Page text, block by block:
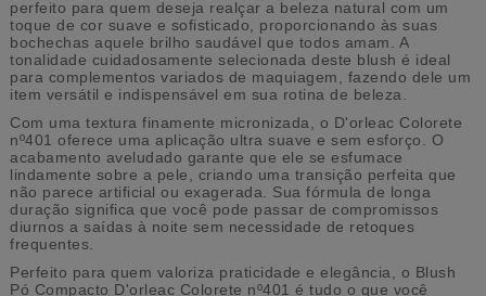
perfeito para quem deseja realçar a beleza natural com um
toque de cor suave e sofisticado, proporcionando às suas
bochechas aquele brilho saudável que todos amam. A
tonalidade cuidadosamente selecionada deste blush é ideal
para complementos variados de maquiagem, fazendo dele um
item versátil e indispensável em sua rotina de beleza.
Com uma textura finamente micronizada, o D'orleac Colorete
nº401 oferece uma aplicação ultra suave e sem esforço. O
acabamento aveludado garante que ele se esfumace
lindamente sobre a pele, criando uma transição perfeita que
não parece artificial ou exagerada. Sua fórmula de longa
duração significa que você pode passar de compromissos
diurnos a saídas à noite sem necessidade de retoques
frequentes.
Perfeito para quem valoriza praticidade e elegância, o Blush
Pó Compacto D'orleac Colorete nº401 é tudo o que você